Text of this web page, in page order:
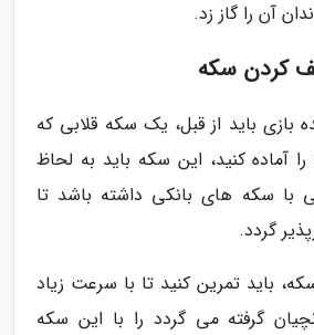
آن را گاز زد.
کردن سکه
بازی باید از قبل، یک سکه قلابی که
آماده کنید، این سکه باید به لحاظ
با سکه های بانکی داشته باشد تا
گردد.
باید تمرین کنید تا با سرعت زیاد
گرفته می گردد را با این سکه